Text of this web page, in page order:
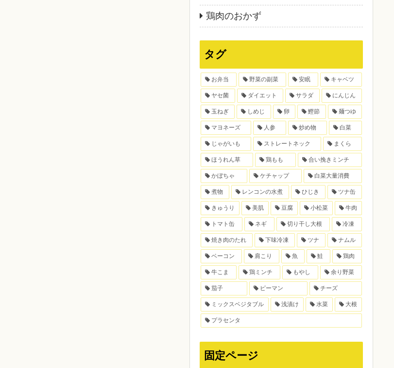
鶏肉のおかず
タグ
お弁当 野菜の副菜 安眠 キャベツ
ヤセ菌 ダイエット サラダ にんじん
玉ねぎ しめじ 卵 鰹節 麺つゆ
マヨネーズ 人参 炒め物 白菜
じゃがいも ストレートネック まくら
ほうれん草 鶏もも 合い挽きミンチ
かぼちゃ ケチャップ 白菜大量消費
煮物 レンコンの水煮 ひじき ツナ缶
きゅうり 美肌 豆腐 小松菜 牛肉
トマト缶 ネギ 切り干し大根 冷凍
焼き肉のたれ 下味冷凍 ツナ ナムル
ベーコン 肩こり 魚 鮭 鶏肉
牛こま 鶏ミンチ もやし 余り野菜
茄子 ピーマン チーズ
ミックスベジタブル 浅漬け 水菜 大根
プラセンタ
固定ページ